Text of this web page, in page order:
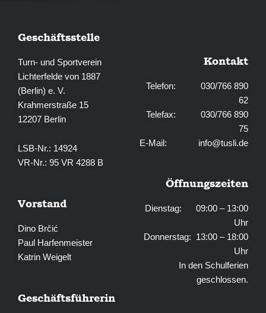
Geschäftsstelle
Turn- und Sportverein
Lichterfelde von 1887
(Berlin) e. V.
Krahmerstraße 15
12207 Berlin
LSB-Nr.: 14924
VR-Nr.: 95 VR 4288 B
Vorstand
Dino Brčić
Paul Harfenmeister
Katrin Weigelt
Geschäftsführerin
Kontakt
Telefon: 030/766 890
62
Telefax: 030/766 890
75
E-Mail: info@tusli.de
Öffnungszeiten
Dienstag: 09:00 – 13:00
Uhr
Donnerstag: 13:00 – 18:00
Uhr
In den Schulferien
geschlossen.